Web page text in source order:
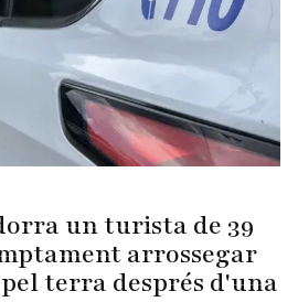
un turista de 39
arrossegar
terra després d'una